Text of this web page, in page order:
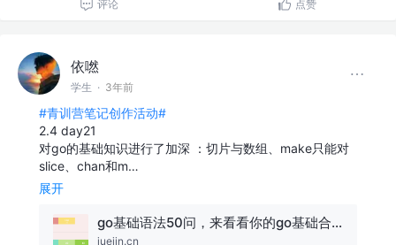
评论 点赞
依嘫
学生 · 3年前
#青训营笔记创作活动#
2.4 day21
对go的基础知识进行了加深 ：切片与数组、make只能对
slice、chan和m…
展开
go基础语法50问，来看看你的go基础合格了吗？
juejin.cn